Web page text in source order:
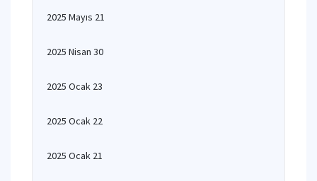
2025 Mayıs 21
2025 Nisan 30
2025 Ocak 23
2025 Ocak 22
2025 Ocak 21